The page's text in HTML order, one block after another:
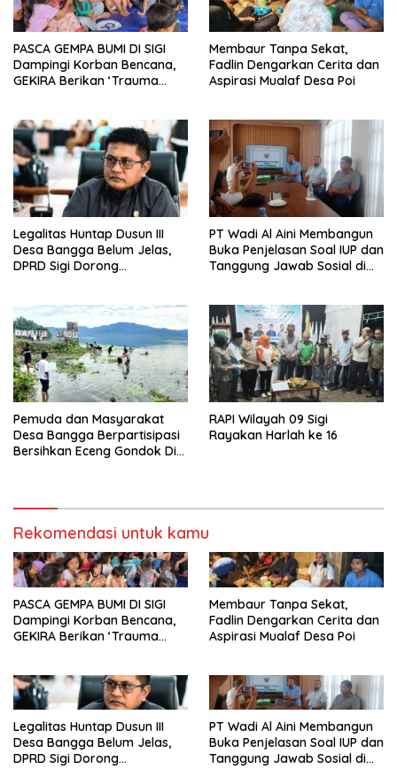
PASCA GEMPA BUMI DI SIGI
Dampingi Korban Bencana,
GEKIRA Berikan ‘Trauma
Membaur Tanpa Sekat,
Fadlin Dengarkan Cerita dan
Aspirasi Mualaf Desa Poi
Legalitas Huntap Dusun III
Desa Bangga Belum Jelas,
DPRD Sigi Dorong
PT Wadi Al Aini Membangun
Buka Penjelasan Soal IUP dan
Tanggung Jawab Sosial di
Pemuda dan Masyarakat
Desa Bangga Berpartisipasi
Bersihkan Eceng Gondok Di
RAPI Wilayah 09 Sigi
Rayakan Harlah ke 16
Rekomendasi untuk kamu
PASCA GEMPA BUMI DI SIGI
Dampingi Korban Bencana,
GEKIRA Berikan ‘Trauma
Membaur Tanpa Sekat,
Fadlin Dengarkan Cerita dan
Aspirasi Mualaf Desa Poi
Legalitas Huntap Dusun III
Desa Bangga Belum Jelas,
DPRD Sigi Dorong
PT Wadi Al Aini Membangun
Buka Penjelasan Soal IUP dan
Tanggung Jawab Sosial di